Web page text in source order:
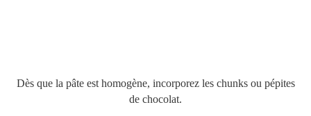
Dès que la pâte est homogène, incorporez les chunks ou pépites
de chocolat.